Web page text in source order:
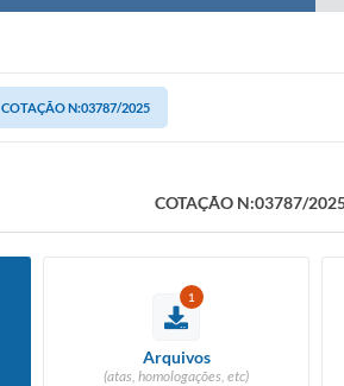
COTAÇÃO N:03787/2025
COTAÇÃO N:03787/
1
Arquivos
(atas, homologações, etc)